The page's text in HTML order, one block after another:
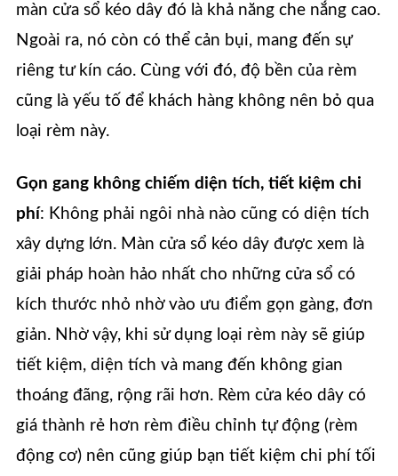
màn cửa sổ kéo dây đó là khả năng che nắng cao.
Ngoài ra, nó còn có thể cản bụi, mang đến sự
riêng tư kín cáo. Cùng với đó, độ bền của rèm
cũng là yếu tố để khách hàng không nên bỏ qua
loại rèm này.
Gọn gang không chiếm diện tích, tiết kiệm chi
phí: Không phải ngôi nhà nào cũng có diện tích
xây dựng lớn. Màn cửa sổ kéo dây được xem là
giải pháp hoàn hảo nhất cho những cửa sổ có
kích thước nhỏ nhờ vào ưu điểm gọn gàng, đơn
giản. Nhờ vậy, khi sử dụng loại rèm này sẽ giúp
tiết kiệm, diện tích và mang đến không gian
thoáng đãng, rộng rãi hơn. Rèm cửa kéo dây có
giá thành rẻ hơn rèm điều chỉnh tự động (rèm
động cơ) nên cũng giúp bạn tiết kiệm chi phí tối